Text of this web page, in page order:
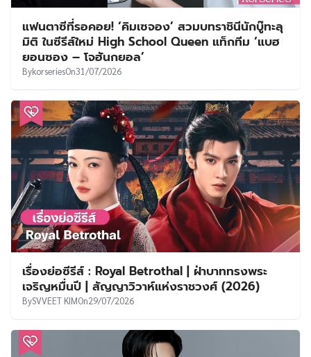
แฟนตาซีที่รอคอย! ‘คิมเซจอง’ สวมบทราชินีนักบู๊ทะลุ
มิติ ในซีรีส์ใหม่ High School Queen แท็กทีม ‘แบฮ
ยอนซอง – โจฮันกยอล’
BykorseriesOn31/07/2026
เรื่องย่อซีรีส์ : Royal Betrothal | ฝ่าบาททรงพระ
เจริญหมื่นปี | สัญญาวิวาห์แห่งราชวงศ์ (2026)
BySVVEET KIMOn29/07/2026